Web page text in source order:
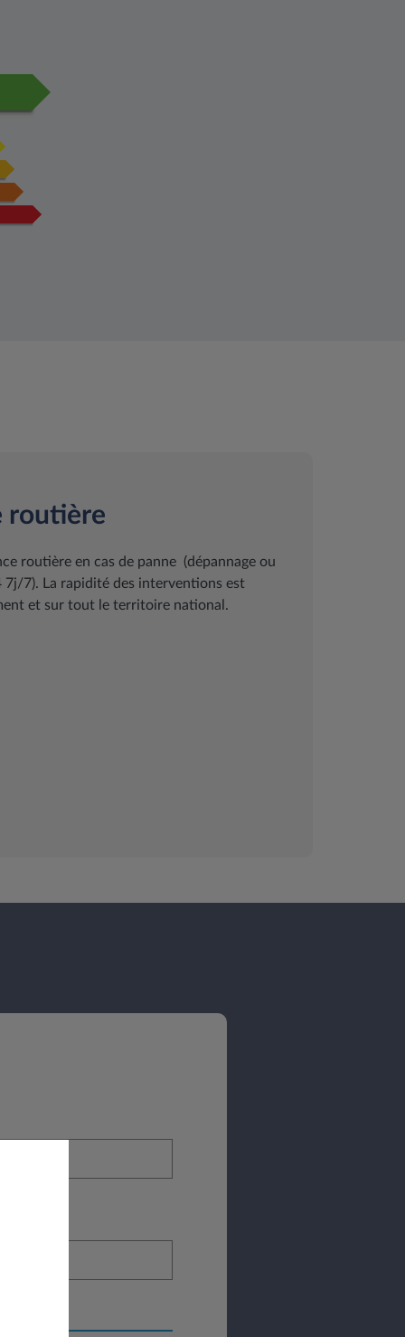
routière
routière en cas de panne (dépannage ou
7j/7). La rapidité des interventions est
et sur tout le territoire national.